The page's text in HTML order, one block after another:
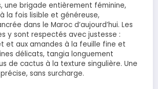
une brigade entièrement féminine,
la fois lisible et généreuse,
dans le Maroc d’aujourd’hui. Les
y sont respectés avec justesse :
et aux amandes à la feuille fine et
délicats, tangia longuement
de cactus à la texture singulière. Une
sans surcharge.